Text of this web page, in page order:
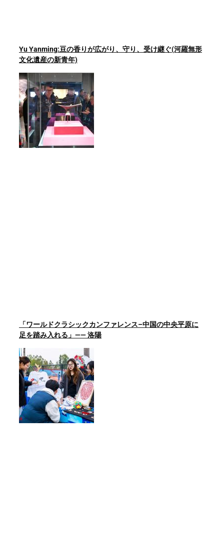
Yu Yanming:豆の香りが広がり、守り、受け継ぐ(河羅無形
文化遺産の新青年)
「ワールドクラシックカンファレンス–中国の中央平原に
足を踏み入れる」—— 洛陽